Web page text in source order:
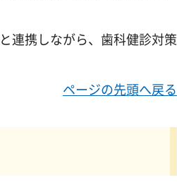
連携しながら、歯科健診対策
ページの先頭へ戻る